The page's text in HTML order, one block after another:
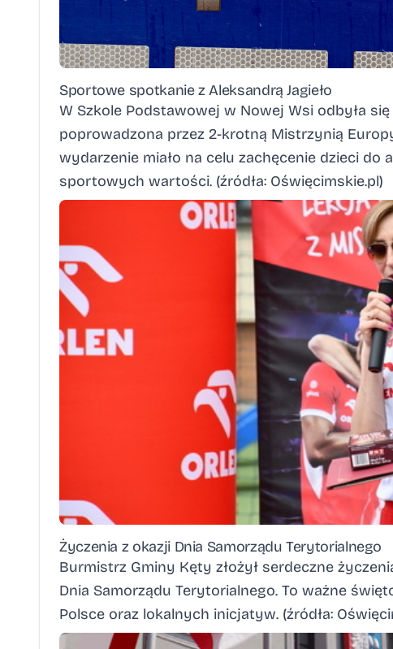
Sportowe spotkanie z Aleksandrą Jagieło
W Szkole Podstawowej w Nowej Wsi odbyła
poprowadzona przez 2-krotną Mistrzynią
wydarzenie miało na celu zachęcenie dzieci
sportowych wartości. (źródła: Oświęcimskie.pl)
Życzenia z okazji Dnia Samorządu Terytorialnego
Burmistrz Gminy Kęty złożył serdeczne
Dnia Samorządu Terytorialnego. To ważne
Polsce oraz lokalnych inicjatyw. (źródła: